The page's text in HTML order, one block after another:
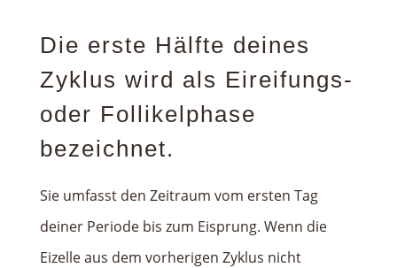
Die erste Hälfte deines
Zyklus wird als Eireifungs-
oder Follikelphase
bezeichnet.
Sie umfasst den Zeitraum vom ersten Tag
deiner Periode bis zum Eisprung. Wenn die
Eizelle aus dem vorherigen Zyklus nicht